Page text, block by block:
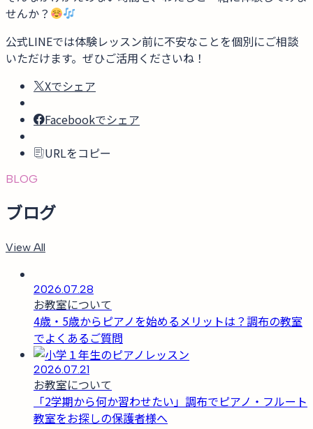
せんか？
公式LINEでは体験レッスン前に不安なことを個別にご相談
いただけます。ぜひご活用くださいね！
Xでシェア
Facebookでシェア
URLをコピー
BLOG
ブログ
View All
2026.07.28
お教室について
4歳・5歳からピアノを始めるメリットは？調布の教室
でよくあるご質問
2026.07.21
お教室について
「2学期から何か習わせたい」調布でピアノ・フルート
教室をお探しの保護者様へ